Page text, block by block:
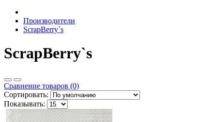
Производители
ScrapBerry`s
ScrapBerry`s
Сравнение товаров (0)
Сортировать:
Показывать: